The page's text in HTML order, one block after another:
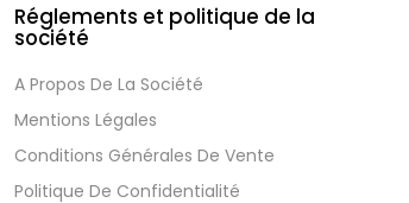
Réglements et politique de la
société
A Propos De La Société
Mentions Légales
Conditions Générales De Vente
Politique De Confidentialité